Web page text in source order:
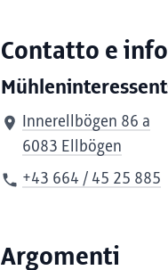
Contatto e
Innerellbögen 86 a
6083 Ellbögen
+43 664 / 45 25 885
Argomenti